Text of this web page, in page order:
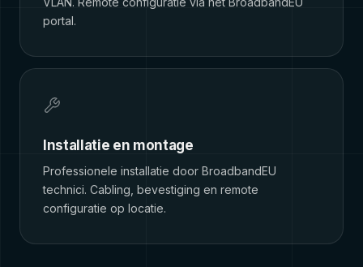
portal.
Installatie en montage
Professionele installatie door BroadbandEU
technici. Cabling, bevestiging en remote
configuratie op locatie.